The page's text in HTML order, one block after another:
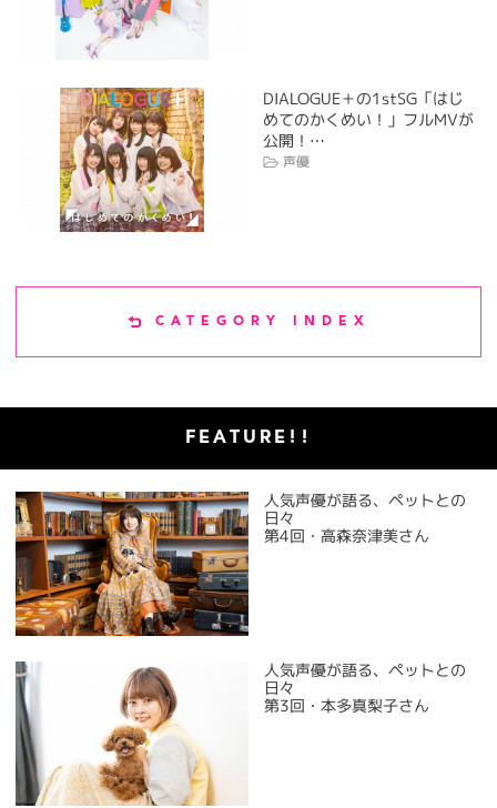
DIALOGUE＋の1stSG「はじ
めてのかくめい！」フルMVが
公開！…
声優
CATEGORY INDEX
FEATURE!!
人気声優が語る、ペットとの
日々
第4回・高森奈津美さん
人気声優が語る、ペットとの
日々
第3回・本多真梨子さん